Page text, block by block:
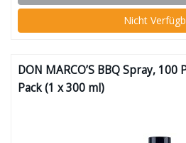
Nicht
DON MARCO’S BBQ Spray,
Pack (1 x 300 ml)